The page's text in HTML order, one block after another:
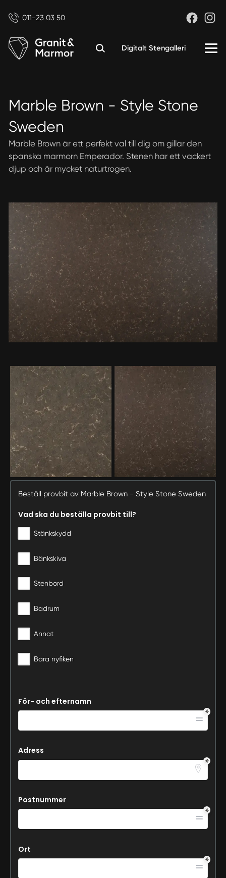
011-23 03 50
Digitalt Stengalleri
Marble Brown - Style Stone
Sweden
Marble Brown är ett perfekt val till dig om gillar den
spanska marmorn Emperador. Stenen har ett vackert
djup och är mycket naturtrogen.
Beställ provbit av Marble Brown - Style Stone Sweden
Vad ska du beställa provbit till?
Stänkskydd
Bänkskiva
Stenbord
Badrum
Annat
Bara nyfiken
För- och efternamn
Adress
Postnummer
Ort